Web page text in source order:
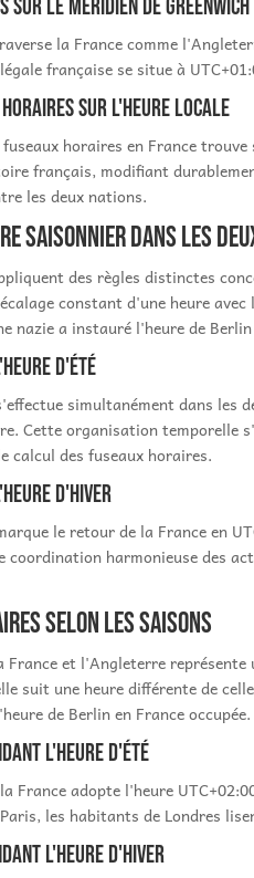
sur le méridien de Greenwich
la France comme
française se situe à
horaires sur l'heure locale
horaires en France
français, modifiant
les deux nations.
saisonnier dans les
des règles distinctes
constant d'une heure
nazie a instauré l'heure de
d'été
simultanément dans les
Cette organisation temporelle
calcul des fuseaux horaires.
d'hiver
le retour de la France en
coordination harmonieuse des
selon les saisons
France et l'Angleterre
suit une heure différente de
de Berlin en France occupée.
l'heure d'été
France adopte l'heure
les habitants de Londres
l'heure d'hiver